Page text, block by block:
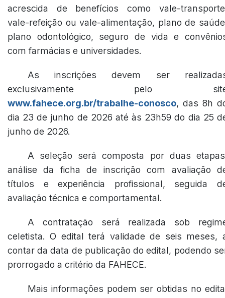
acrescida de benefícios como vale-
vale-refeição ou vale-alimentação, plano de
plano odontológico, seguro de vida e
com farmácias e universidades.
As inscrições devem ser
exclusivamente pelo
www.fahece.org.br/trabalhe-conosco, das 8h
dia 23 de junho de 2026 até às 23h59 do dia 25
junho de 2026.
A seleção será composta por duas
análise da ficha de inscrição com avaliação
títulos e experiência profissional, seguida
avaliação técnica e comportamental.
A contratação será realizada sob
celetista. O edital terá validade de seis meses,
contar da data de publicação do edital, podendo
prorrogado a critério da FAHECE.
Mais informações podem ser obtidas no